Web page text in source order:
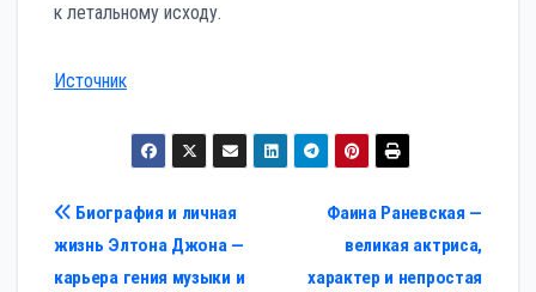
к летальному исходу.
Источник
Навигация
по
Фаина Раневская —
великая актриса,
характер и непростая
Биография и личная
жизнь Элтона Джона —
карьера гения музыки и